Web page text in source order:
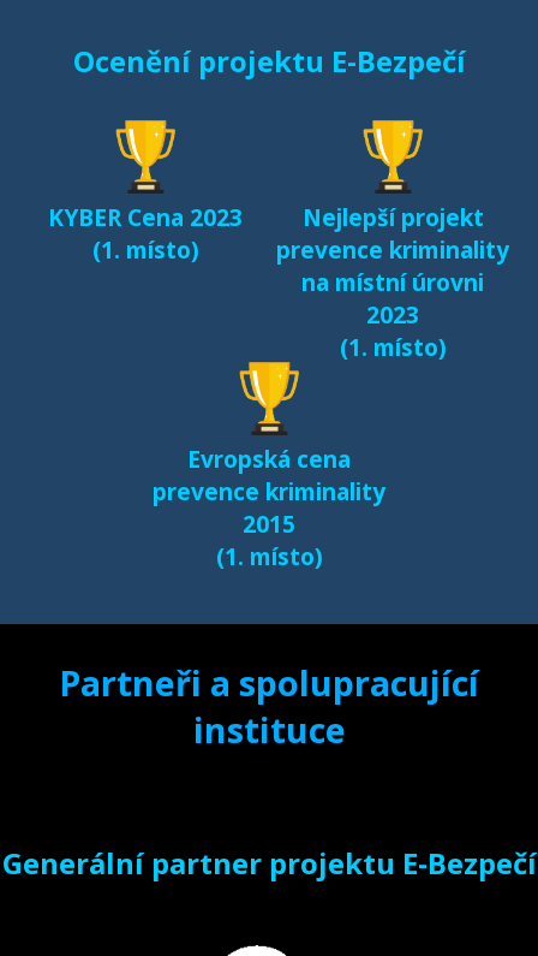
Ocenění projektu E-Bezpečí
KYBER Cena 2023
(1. místo)
Nejlepší projekt
prevence kriminality
na místní úrovni
2023
(1. místo)
Evropská cena
prevence kriminality
2015
(1. místo)
Partneři a spolupracující
instituce
Generální partner projektu E-Bezpečí